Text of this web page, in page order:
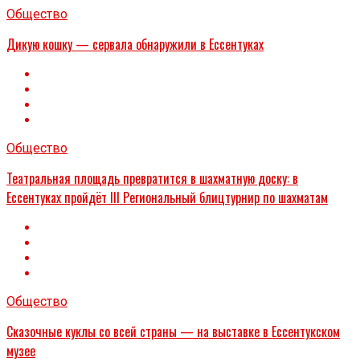
Общество
Дикую кошку — сервала обнаружили в Ессентуках
Общество
Театральная площадь превратится в шахматную доску: в
Ессентуках пройдёт III Региональный блицтурнир по шахматам
Общество
Сказочные куклы со всей страны — на выставке в Ессентукском
музее